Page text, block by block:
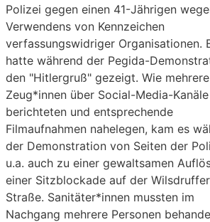
Polizei gegen einen 41-Jährigen
Verwendens von Kennzeichen
verfassungswidriger Organisationen.
hatte während der Pegida-
den "Hitlergruß" gezeigt. Wie mehrere
Zeug*innen über Social-Media-Kanäle
berichteten und entsprechende
Filmaufnahmen nahelegen, kam es
der Demonstration von Seiten der
u.a. auch zu einer gewaltsamen
einer Sitzblockade auf der Wilsdruffer
Straße. Sanitäter*innen mussten im
Nachgang mehrere Personen